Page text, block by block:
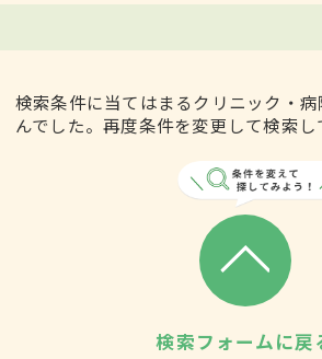
検索条件に当てはまるクリニック・
んでした。再度条件を変更して検索し
検索フォームに戻